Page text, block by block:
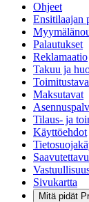
Ohjeet
Ensitilaajan
Palautukset
Reklamaatio
Takuu ja
Maksutavat
Tilaus- ja
Käyttöehdot
Sivukartta
Mitä pidät